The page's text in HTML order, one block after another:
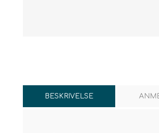
BESKRIVELSE